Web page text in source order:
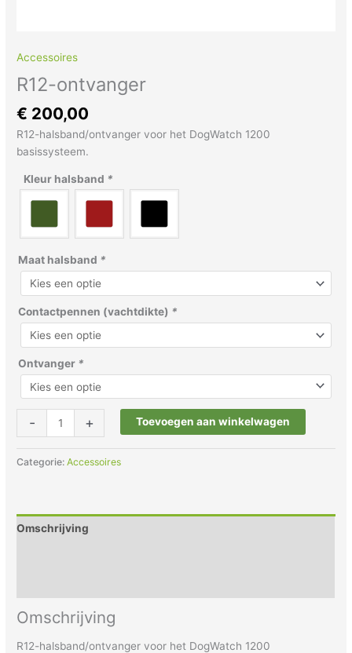
Accessoires
R12-ontvanger
€ 200,00
R12-halsband/ontvanger voor het DogWatch 1200
basissysteem.
Kleur halsband *
Maat halsband *
Contactpennen (vachtdikte) *
Ontvanger *
- + Toevoegen aan winkelwagen
Categorie:Accessoires
Omschrijving
Omschrijving
R12-halsband/ontvanger voor het DogWatch 1200